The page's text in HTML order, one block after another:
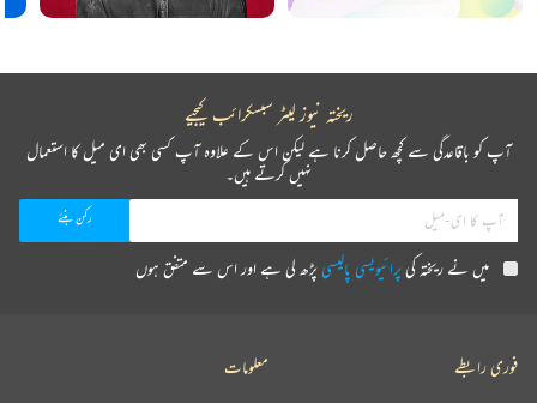
ریختہ نیوز لیٹر سبسکرائب کیجیے
آپ کو باقاعدگی سے کچھ حاصل کرنا ہے لیکن اس کے علاوہ آپ کسی بھی ای میل کا استعمال
نہیں کرتے ہیں۔
میں نے ریختہ کی پرائیویسی پالیسی پڑھ لی ہے اور اس سے متفق ہوں
فوری رابطے معلومات